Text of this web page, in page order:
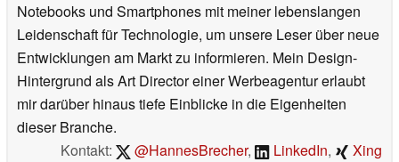
Notebooks und Smartphones mit meiner lebenslangen
Leidenschaft für Technologie, um unsere Leser über neue
Entwicklungen am Markt zu informieren. Mein Design-
Hintergrund als Art Director einer Werbeagentur erlaubt
mir darüber hinaus tiefe Einblicke in die Eigenheiten
dieser Branche.
Kontakt:
@HannesBrecher, LinkedIn, Xing